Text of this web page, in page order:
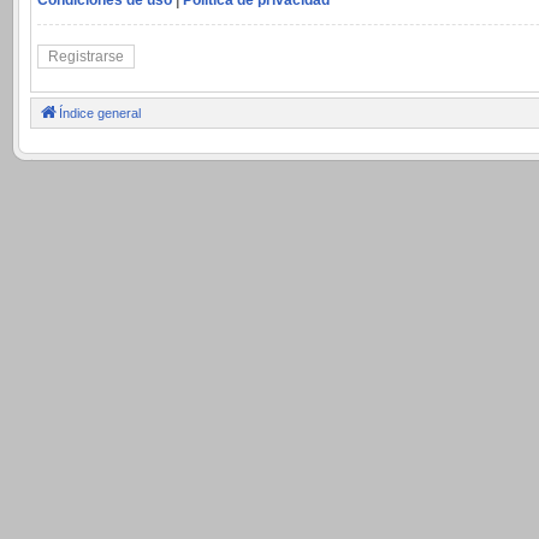
Registrarse
Índice general
.